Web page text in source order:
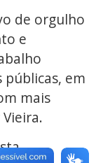
de orgulho
e
em
mais